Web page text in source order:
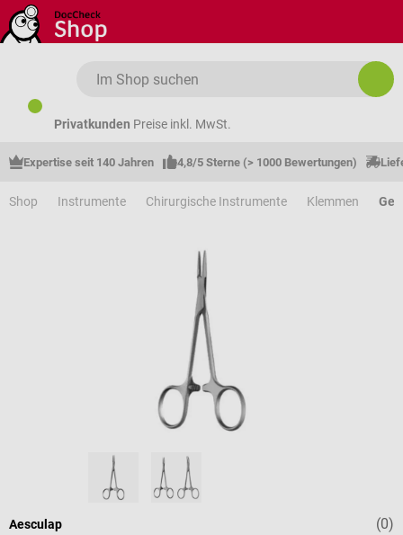
Zum Hauptinhalt springen
Privatkunden Preise inkl. MwSt.
Expertise seit 140 Jahren 4,8/5 Sterne (> 1000 Bewertungen)
Shop Instrumente Chirurgische Instrumente Klemmen
(0)
Aesculap